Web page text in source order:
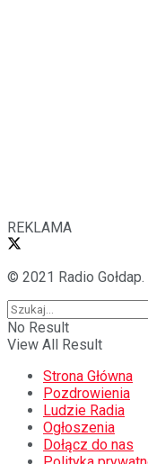
REKLAMA
© 2021 Radio
No Result
View All Result
Strona Główna
Pozdrowienia
Ludzie Radia
Ogłoszenia
Dołącz do nas